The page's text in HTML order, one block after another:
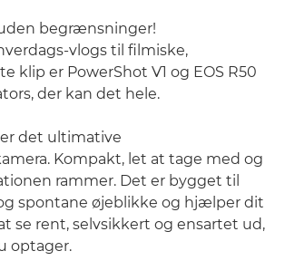
begrænsninger!
vlogs til filmiske,
klip er PowerShot V1 og EOS R50
der kan det hele.
er det ultimative
Kompakt, let at tage med og
rammer. Det er bygget til
spontane øjeblikke og hjælper dit
se rent, selvsikkert og ensartet ud,
optager.